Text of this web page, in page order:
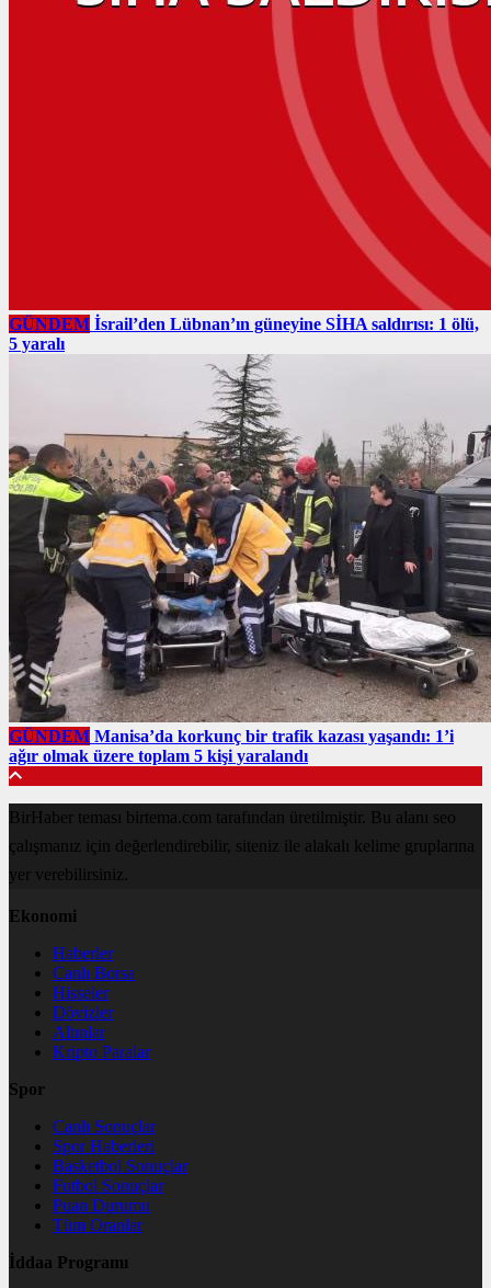
GÜNDEM İsrail’den Lübnan’ın güneyine SİHA saldırısı: 1 ölü,
5 yaralı
GÜNDEM Manisa’da korkunç bir trafik kazası yaşandı: 1’i
ağır olmak üzere toplam 5 kişi yaralandı
BirHaber teması birtema.com tarafından üretilmiştir. Bu alanı seo
çalışmanız için değerlendirebilir, siteniz ile alakalı kelime gruplarına
yer verebilirsiniz.
Ekonomi
Haberler
Canlı Borsa
Hisseler
Dövizler
Altınlar
Kripto Paralar
Spor
Canlı Sonuçlar
Spor Haberleri
Basketbol Sonuçlar
Futbol Sonuçlar
Puan Durumu
Tüm Oranlar
İddaa Programı